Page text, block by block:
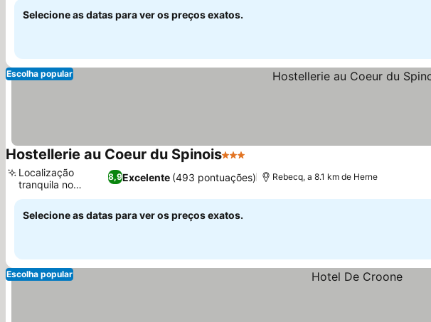
Selecione as datas para ver os preços exatos.
Escolha popular
Hostellerie au Coeur du Spinois3 Estrelas
8,9Excelente (493 pontuações)
Localização
tranquila no
campo
Rebecq, a 8.1 km de Herne
Selecione as datas para ver os preços exatos.
Escolha popular